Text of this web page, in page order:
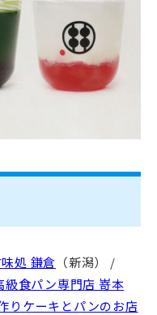
処 鎌倉 （新潟） /
級食パン専門店 嵜本
りケーキとパンのお店